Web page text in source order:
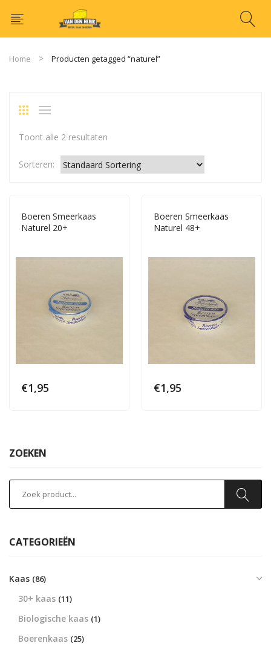
Home Producten getagged “naturel”
Toont alle 2 resultaten
Sorteren:
Boeren Smeerkaas
Naturel 20+
€1,95
Boeren Smeerkaas
Naturel 48+
€1,95
ZOEKEN
CATEGORIEËN
Kaas (86)
30+ kaas (11)
Biologische kaas (1)
Boerenkaas (25)